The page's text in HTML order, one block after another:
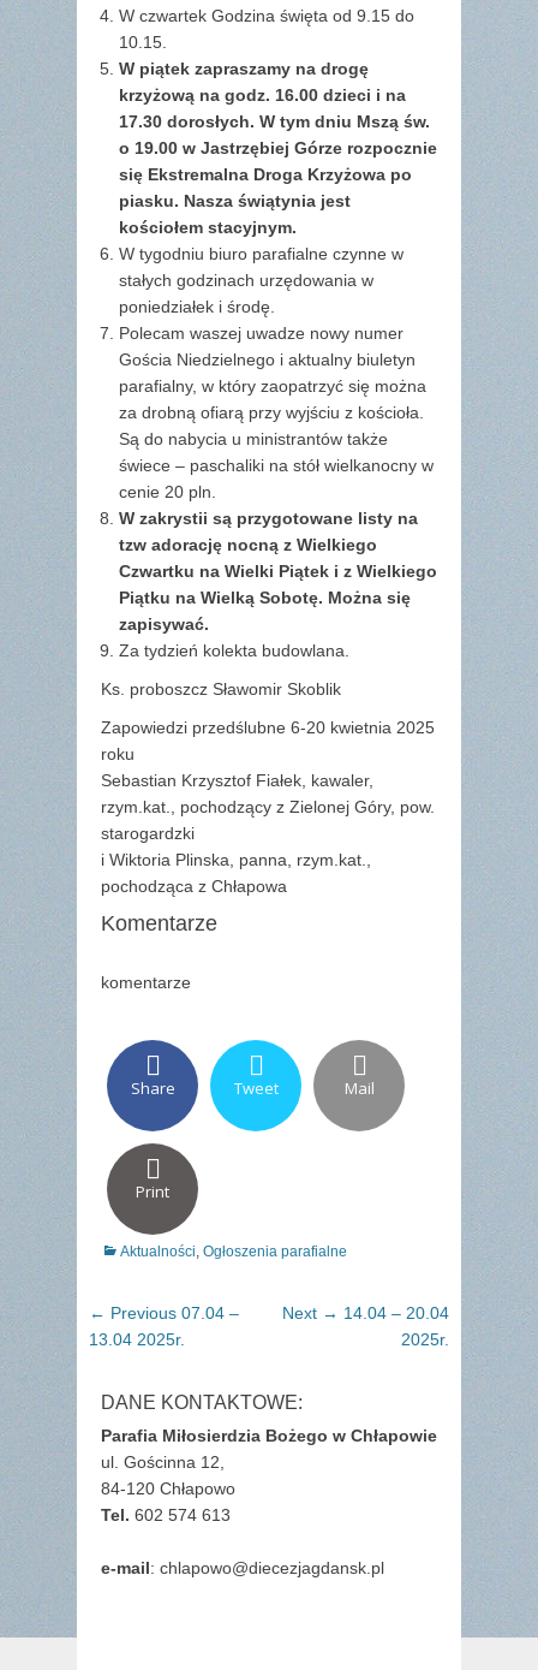
W czwartek Godzina święta od 9.15 do
10.15.
W piątek zapraszamy na drogę
krzyżową na godz. 16.00 dzieci i na
17.30 dorosłych. W tym dniu Mszą św.
o 19.00 w Jastrzębiej Górze rozpocznie
się Ekstremalna Droga Krzyżowa po
piasku. Nasza świątynia jest
kościołem stacyjnym.
W tygodniu biuro parafialne czynne w
stałych godzinach urzędowania w
poniedziałek i środę.
Polecam waszej uwadze nowy numer
Gościa Niedzielnego i aktualny biuletyn
parafialny, w który zaopatrzyć się można
za drobną ofiarą przy wyjściu z kościoła.
Są do nabycia u ministrantów także
świece – paschaliki na stół wielkanocny w
cenie 20 pln.
W zakrystii są przygotowane listy na
tzw adorację nocną z Wielkiego
Czwartku na Wielki Piątek i z Wielkiego
Piątku na Wielką Sobotę. Można się
zapisywać.
Za tydzień kolekta budowlana.
Ks. proboszcz Sławomir Skoblik
Zapowiedzi przedślubne 6-20 kwietnia 2025
roku
Sebastian Krzysztof Fiałek, kawaler,
rzym.kat., pochodzący z Zielonej Góry, pow.
starogardzki
i Wiktoria Plinska, panna, rzym.kat.,
pochodząca z Chłapowa
Komentarze
komentarze
Share Tweet Mail
Print
Categories
Aktualności Ogłoszenia parafialne
Nawigacja
wpisu
← Previous Previous
post:
07.04 –
13.04 2025r.
Next → Next
14.04 – 20.04
2025r.
DANE KONTAKTOWE:
Parafia Miłosierdzia Bożego w Chłapowie
ul. Gościnna 12,
84-120 Chłapowo
Tel. 602 574 613
e-mail: chlapowo@diecezjagdansk.pl